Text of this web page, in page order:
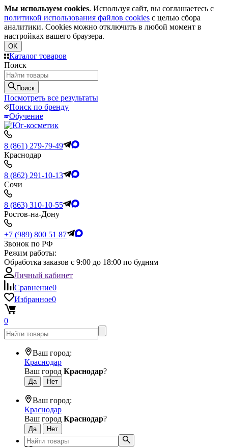
Мы используем cookies. Используя сайт, вы соглашаетесь с
политикой использования файлов cookies с целью сбора
аналитики. Cookies можно отключить в любой момент в
настройках вашего браузера.
OK
Каталог товаров
Поиск
Поиск
Посмотреть все результаты
Поиск по бренду
Обучение
8 (861) 279-79-49
Краснодар
8 (862) 291-10-13
Сочи
8 (863) 310-10-55
Ростов-на-Дону
+7 (989) 800 51 87
Звонок по РФ
Режим работы:
Обработка заказов с 9:00 до 18:00 по будням
Личный кабинет
Сравнение0
Избранное0
0
Ваш город:
Краснодар
Ваш город Краснодар?
Ваш город:
Краснодар
Ваш город Краснодар?